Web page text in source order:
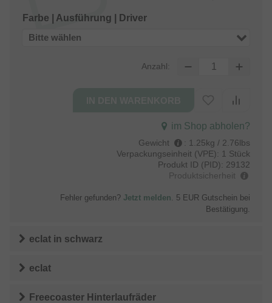
Farbe | Ausführung | Driver
Bitte wählen
Anzahl:
im Shop abholen?
Gewicht : 1.25kg / 2.76lbs
Verpackungseinheit (VPE): 1 Stück
Produkt ID (PID): 29132
Produktsicherheit
Fehler gefunden? Jetzt melden . 5 EUR Gutschein bei
Bestätigung.
eclat in schwarz
eclat
Freecoaster Hinterlaufräder